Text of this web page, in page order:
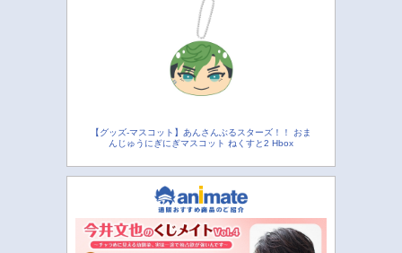
【グッズ-マスコット】あんさんぶるスターズ！！ おま
んじゅうにぎにぎマスコット ねくすと2 Hbox